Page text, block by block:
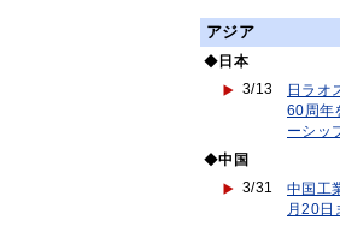
アジア
◆ 日本
3/13
日ラオ
60周年
ーシッ
◆中国
3/31
中国工
月20日